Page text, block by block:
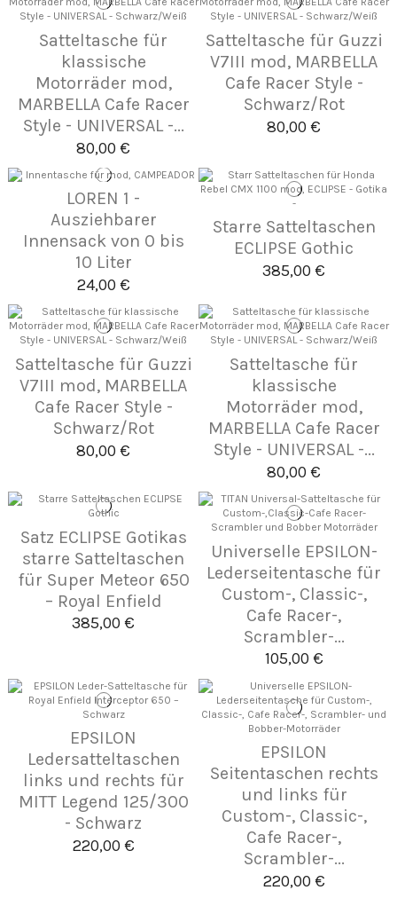
Satteltasche für
klassische
Motorräder mod,
MARBELLA Cafe Racer
Style - UNIVERSAL -...
80,00 €
Satteltasche für Guzzi
V7III mod, MARBELLA
Cafe Racer Style -
Schwarz/Rot
80,00 €
LOREN 1 -
Ausziehbarer
Innensack von 0 bis
10 Liter
24,00 €
Starre Satteltaschen
ECLIPSE Gothic
385,00 €
Satteltasche für Guzzi
V7III mod, MARBELLA
Cafe Racer Style -
Schwarz/Rot
80,00 €
Satteltasche für
klassische
Motorräder mod,
MARBELLA Cafe Racer
Style - UNIVERSAL -...
80,00 €
Satz ECLIPSE Gotikas
starre Satteltaschen
für Super Meteor 650
– Royal Enfield
385,00 €
Universelle EPSILON-
Lederseitentasche für
Custom-, Classic-,
Cafe Racer-,
Scrambler-...
105,00 €
EPSILON
Ledersatteltaschen
links und rechts für
MITT Legend 125/300
- Schwarz
220,00 €
EPSILON
Seitentaschen rechts
und links für
Custom-, Classic-,
Cafe Racer-,
Scrambler-...
220,00 €